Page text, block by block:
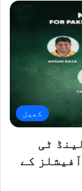
کھیل
ٹی
کے